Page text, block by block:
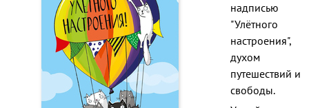
надписью
"Улётного
настроения",
духом
путешествий и
свободы.